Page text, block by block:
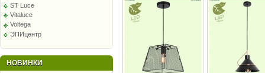
ST Luce
Vitaluce
Voltega
ЭПИцентр
НОВИНКИ